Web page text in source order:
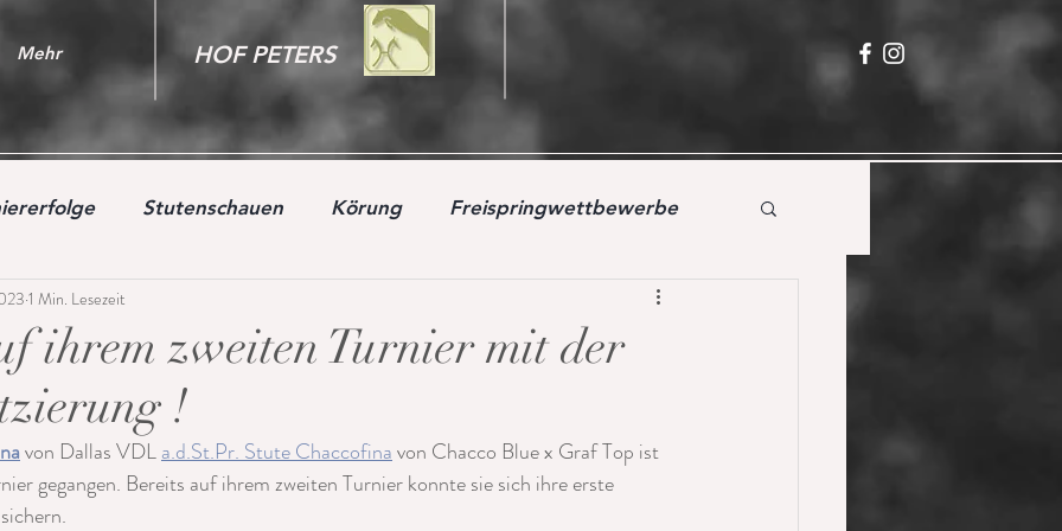
Mehr HOF PETERS
Stutenschauen Körung Freispringwettbewerbe
ihrem zweiten Turnier mit der
!
1 Min. Lesezeit
von Dallas VDL a.d.St.Pr. Stute Chaccofina von Chacco Blue x Graf Top ist
gegangen. Bereits auf ihrem zweiten Turnier konnte sie sich ihre erste